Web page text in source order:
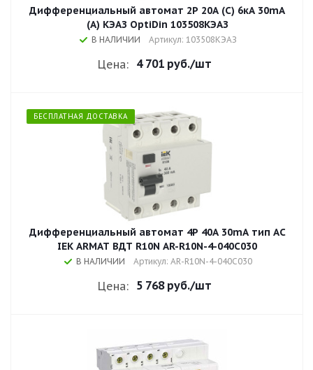
Дифференциальный автомат 2P 20А (C) 6кА 30mA
(A) КЭАЗ OptiDin 103508КЭАЗ
В НАЛИЧИИ Артикул: 103508КЭАЗ
Цена: 4 701 руб./шт
БЕСПЛАТНАЯ ДОСТАВКА
Дифференциальный автомат 4P 40А 30mA тип AC
IEK ARMAT ВДТ R10N AR-R10N-4-040C030
В НАЛИЧИИ Артикул: AR-R10N-4-040C030
Цена: 5 768 руб./шт